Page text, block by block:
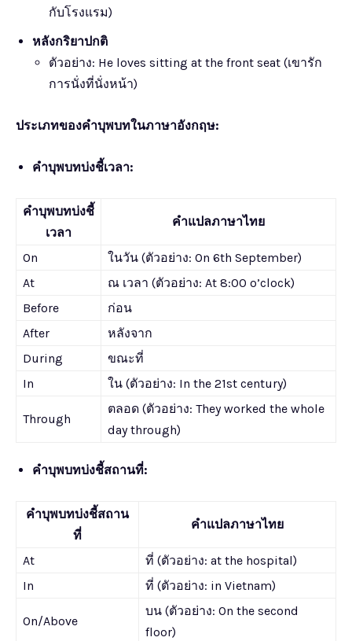
กับโรงแรม)
หลังกริยาปกติ
ตัวอย่าง: He loves sitting at the front seat (เขารัก
การนั่งที่นั่งหน้า)
ประเภทของคำบุพบทในภาษาอังกฤษ:
คำบุพบทบ่งชี้เวลา:
คำบุพบทบ่งชี้
เวลา
คำแปลภาษาไทย
On
ในวัน (ตัวอย่าง: On 6th September)
At
ณ เวลา (ตัวอย่าง: At 8:00 o’clock)
Before
ก่อน
After
หลังจาก
During
ขณะที่
In
ใน (ตัวอย่าง: In the 21st century)
Through
ตลอด (ตัวอย่าง: They worked the whole
day through)
คำบุพบทบ่งชี้สถานที่:
คำบุพบทบ่งชี้สถาน
ที่
คำแปลภาษาไทย
At
ที่ (ตัวอย่าง: at the hospital)
In
ที่ (ตัวอย่าง: in Vietnam)
On/Above
บน (ตัวอย่าง: On the second
floor)